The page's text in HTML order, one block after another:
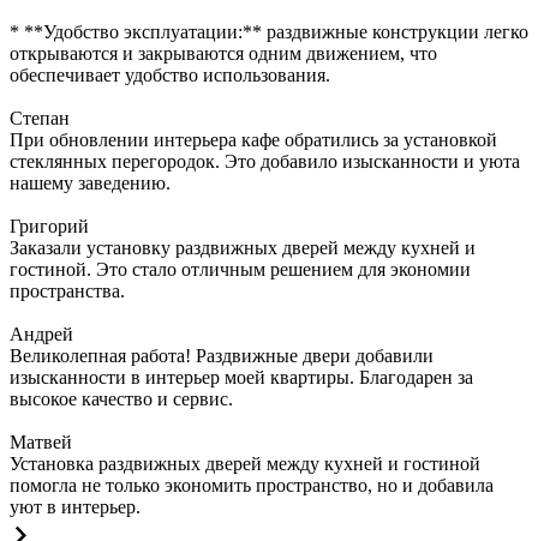
* **Удобство эксплуатации:** раздвижные конструкции легко
открываются и закрываются одним движением, что
обеспечивает удобство использования.
Степан
При обновлении интерьера кафе обратились за установкой
стеклянных перегородок. Это добавило изысканности и уюта
нашему заведению.
Григорий
Заказали установку раздвижных дверей между кухней и
гостиной. Это стало отличным решением для экономии
пространства.
Андрей
Великолепная работа! Раздвижные двери добавили
изысканности в интерьер моей квартиры. Благодарен за
высокое качество и сервис.
Матвей
Установка раздвижных дверей между кухней и гостиной
помогла не только экономить пространство, но и добавила
уют в интерьер.